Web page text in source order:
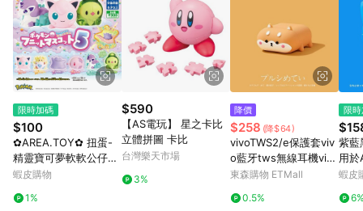
使用APP、或中途瀏覽比價網、回饋網、Google等其他網頁、或
由網頁版(電腦版/手機版網頁)切換為App都將會造成追蹤中斷而
無法進行 LINE POINTS 回饋。 (5) LINE 購物為購物資訊整合性
平台，商品資料更新會有時間差，如顯示之商品規格、顏色、價
位、贈品與台灣樂天市場銷售網頁不符，以銷售網頁標示為準。
(6) 導購訂單已逾 365 天，根據台灣樂天回饋規定，逾期訂單將
點數回饋或點數回饋有爭議，台灣樂天市場保有更改條款與法律
追訴之權利，活動詳情以樂天市場網站公告為準。
限時加碼
$100
✿AREA.TOY✿ 扭蛋-
精靈寶可夢軟軟公仔P5
(百變怪已售完)
蝦皮購物
1%
$590
【AS電玩】 星之卡比
立體拼圖 卡比
台灣樂天市場
3%
降價
$258 (降$64)
vivoTWS2/e保護套viv
o藍牙tws無線耳機vivi
vivotw保護殼vivotwe
東森購物 ETMall
0.5%
限
紫藍
用
護
殼
蝦皮